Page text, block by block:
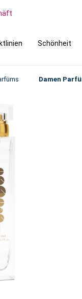
Schönheit
Damen